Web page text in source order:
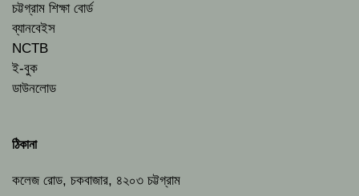
চট্টগ্রাম শিক্ষা বোর্ড
ব্যানবেইস
NCTB
ই-বুক
ডাউনলোড
ঠিকানা
কলেজ রোড, চকবাজার, ৪২০৩ চট্টগ্রাম